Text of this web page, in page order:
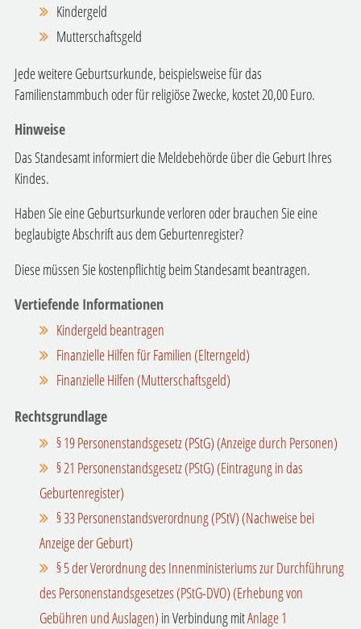
Kindergeld
Mutterschaftsgeld
Jede weitere Geburtsurkunde, beispielsweise für das
Familienstammbuch oder für religiöse Zwecke, kostet 20,00 Euro.
Hinweise
Das Standesamt informiert die Meldebehörde über die Geburt Ihres
Kindes.
Haben Sie eine Geburtsurkunde verloren oder brauchen Sie eine
beglaubigte Abschrift aus dem Geburtenregister?
Diese müssen Sie kostenpflichtig beim Standesamt beantragen.
Vertiefende Informationen
Kindergeld beantragen
Finanzielle Hilfen für Familien (Elterngeld)
Finanzielle Hilfen (Mutterschaftsgeld)
Rechtsgrundlage
§ 19 Personenstandsgesetz (PStG) (Anzeige durch Personen)
§ 21 Personenstandsgesetz (PStG) (Eintragung in das
Geburtenregister)
§ 33 Personenstandsverordnung (PStV) (Nachweise bei
Anzeige der Geburt)
§ 5 der Verordnung des Innenministeriums zur Durchführung
des Personenstandsgesetzes (PStG-DVO) (Erhebung von
Gebühren und Auslagen) in Verbindung mitAnlage 1